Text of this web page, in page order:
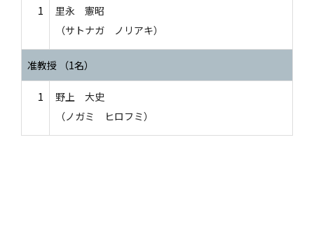
1
里永 憲昭
（サトナガ ノリアキ）
准教授 （1名）
1
野上 大史
（ノガミ ヒロフミ）